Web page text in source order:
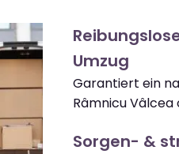
Umzug
Garantiert ein
Râmnicu
Sorgen- &